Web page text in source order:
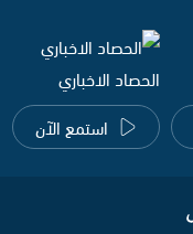
الحصاد الاخباري
استمع الآن